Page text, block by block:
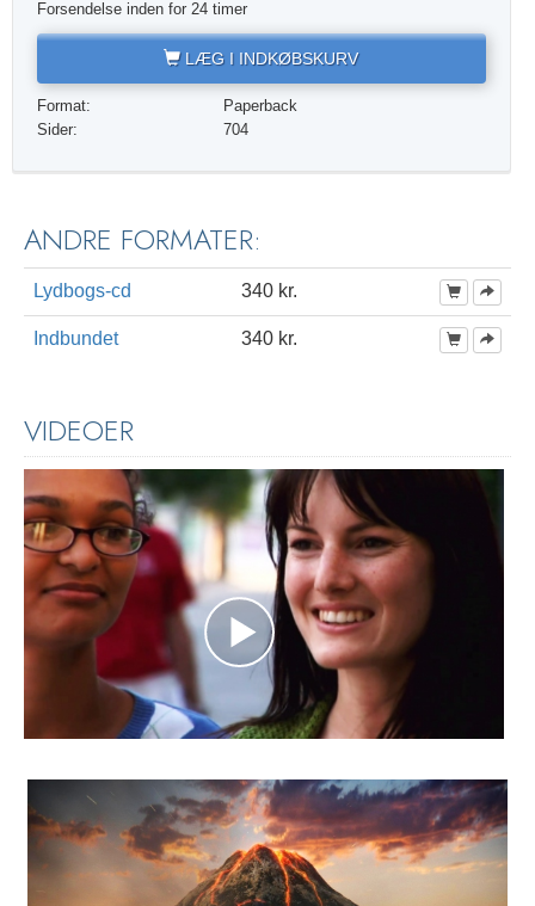
Forsendelse inden for 24 timer
LÆG I INDKØBSKURV
Format:
Paperback
Sider:
704
ANDRE FORMATER:
Lydbogs-cd 340 kr.
Indbundet 340 kr.
VIDEOER